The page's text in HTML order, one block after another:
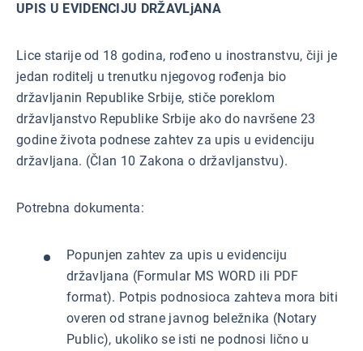
UPIS U EVIDENCIJU DRŽAVLjANA
Lice starije od 18 godina, rođeno u inostranstvu, čiji je
jedan roditelj u trenutku njegovog rođenja bio
državljanin Republike Srbije, stiče poreklom
državljanstvo Republike Srbije ako do navršene 23
godine života podnese zahtev za upis u evidenciju
državljana. (Član 10 Zakona o državljanstvu).
Potrebna dokumenta:
Popunjen zahtev za upis u evidenciju
državljana (Formular MS WORD ili PDF
format). Potpis podnosioca zahteva mora biti
overen od strane javnog beležnika (Notary
Public), ukoliko se isti ne podnosi lično u